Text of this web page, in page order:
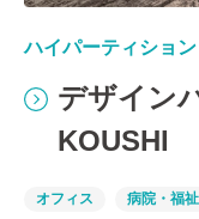
ハイパーティション
デザイン
KOUSHI
オフィス 病院・福祉